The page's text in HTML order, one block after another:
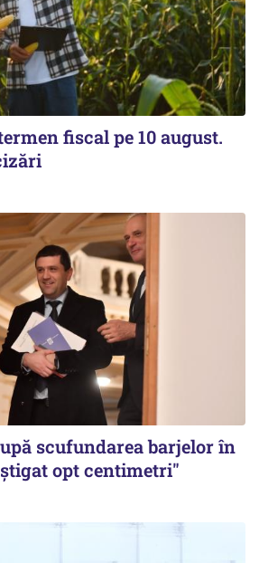
fiscal pe 10 august.
scufundarea barjelor în
opt centimetri"